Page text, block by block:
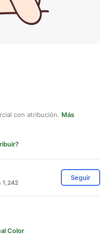
con atribución. Más
1,242
Seguir
Color